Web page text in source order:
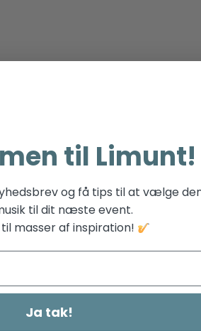
til Limunt!
og få tips til at vælge
til dit næste event.
masser af inspiration!
Ja tak!